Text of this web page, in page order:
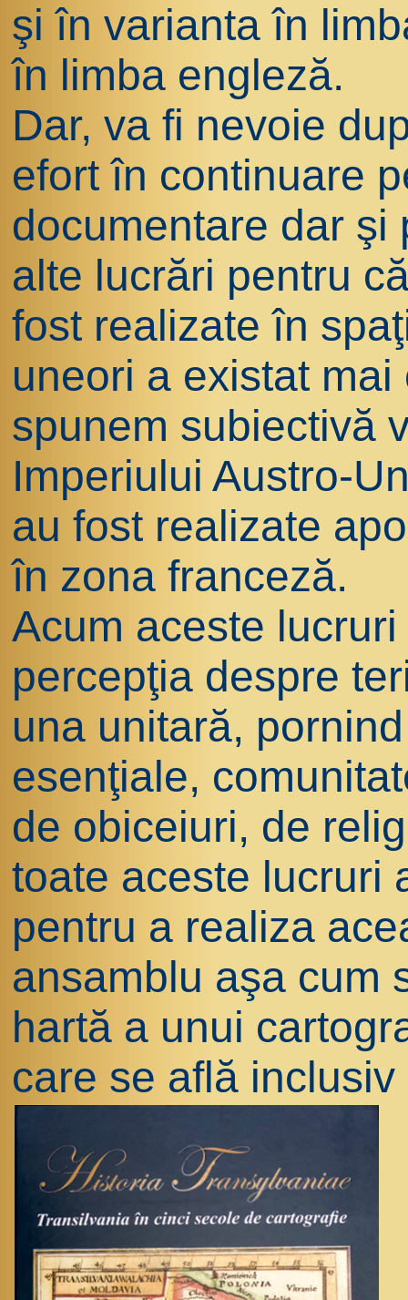
şi în varianta în
în limba engleză.
Dar, va fi nevoie
efort în continuare
documentare dar şi
alte lucrări pentru
fost realizate în
uneori a existat
spunem subiectivă
Imperiului Austro-
au fost realizate
în zona franceză.
Acum aceste
percepţia despre
una unitară,
esenţiale,
de obiceiuri, de
toate aceste lucruri
pentru a realiza
ansamblu aşa cum
hartă a unui
care se află